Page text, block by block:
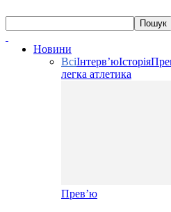
Новини
ВсіІнтерв’юІсторія
легка атлетика
Прев’ю